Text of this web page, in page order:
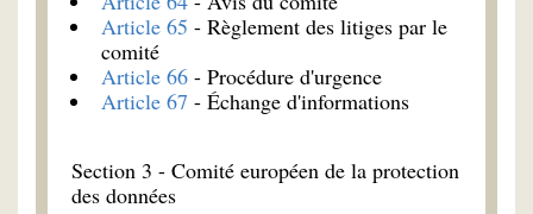
Article 65 - Règlement des litiges par le
comité
Article 66 - Procédure d'urgence
Article 67 - Échange d'informations
Section 3 - Comité européen de la protection
des données